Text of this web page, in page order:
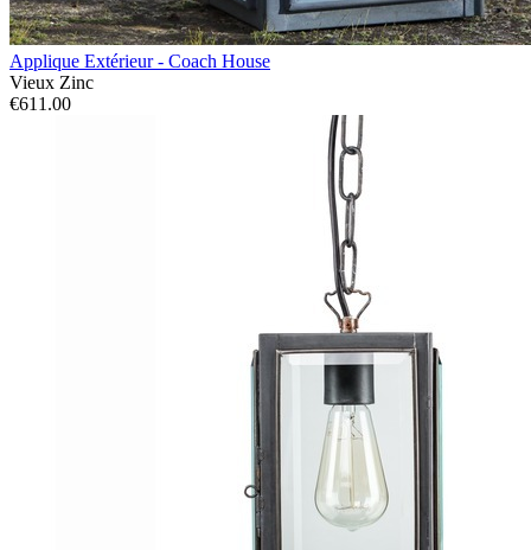
Applique Extérieur - Coach House
Vieux Zinc
€611.00